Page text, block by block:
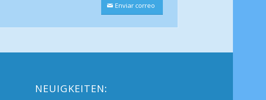
Enviar correo
NEUIGKEITEN: